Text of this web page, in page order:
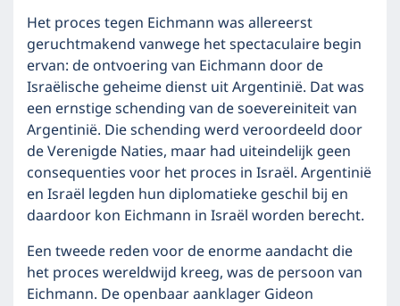
Het proces tegen Eichmann was allereerst
geruchtmakend vanwege het spectaculaire begin
ervan: de ontvoering van Eichmann door de
Israëlische geheime dienst uit Argentinië. Dat was
een ernstige schending van de soevereiniteit van
Argentinië. Die schending werd veroordeeld door
de Verenigde Naties, maar had uiteindelijk geen
consequenties voor het proces in Israël. Argentinië
en Israël legden hun diplomatieke geschil bij en
daardoor kon Eichmann in Israël worden berecht.
Een tweede reden voor de enorme aandacht die
het proces wereldwijd kreeg, was de persoon van
Eichmann. De openbaar aanklager Gideon